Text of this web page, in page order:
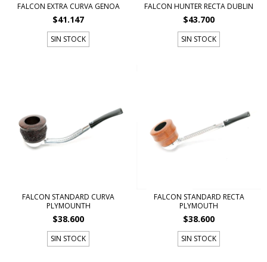
FALCON EXTRA CURVA GENOA
$41.147
SIN STOCK
FALCON HUNTER RECTA DUBLIN
$43.700
SIN STOCK
FALCON STANDARD CURVA
PLYMOUNTH
$38.600
SIN STOCK
FALCON STANDARD RECTA
PLYMOUTH
$38.600
SIN STOCK